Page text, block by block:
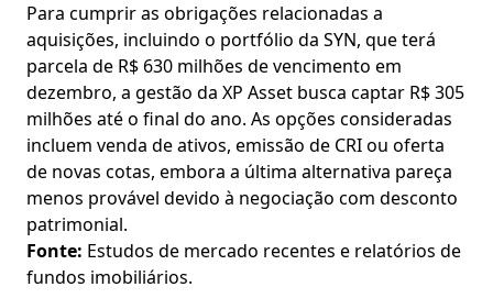
Para cumprir as obrigações relacionadas a
aquisições, incluindo o portfólio da SYN, que terá
parcela de R$ 630 milhões de vencimento em
dezembro, a gestão da XP Asset busca captar R$ 305
milhões até o final do ano. As opções consideradas
incluem venda de ativos, emissão de CRI ou oferta
de novas cotas, embora a última alternativa pareça
menos provável devido à negociação com desconto
patrimonial.
Fonte: Estudos de mercado recentes e relatórios de
fundos imobiliários.